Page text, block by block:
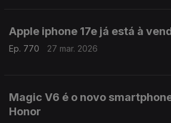
Apple iphone 17e já está à
Ep. 770 27 mar. 2026
Magic V6 é o novo
Honor